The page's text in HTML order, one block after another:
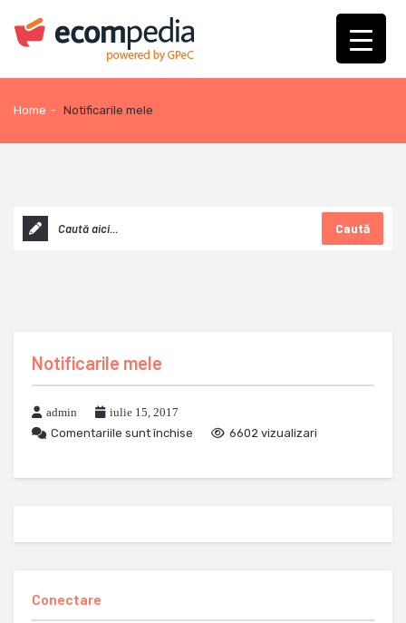
Home - Notificarile mele
Caută
Notificarile mele
admin
iulie 15, 2017
Comentariile sunt închise
6602 vizualizari
Conectare